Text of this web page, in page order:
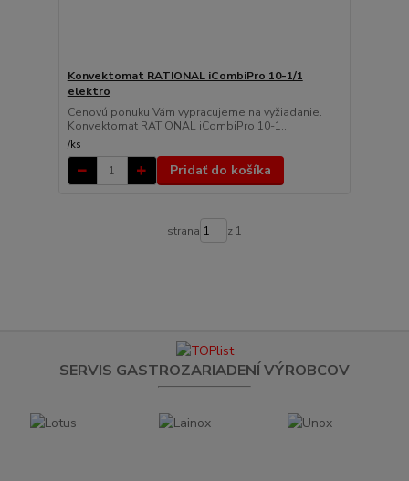
Konvektomat RATIONAL iCombiPro 10-1/1
elektro
Cenovú ponuku Vám vypracujeme na vyžiadanie.
Konvektomat RATIONAL iCombiPro 10-1...
/ks
Pridať do košíka
strana z 1
SERVIS GASTROZARIADENÍ VÝROBCOV